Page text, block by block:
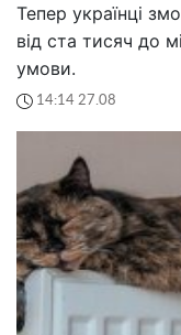
Тепер українці
від ста тисяч до
умови.
14:14 27.08